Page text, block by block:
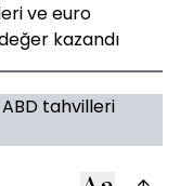
ve euro
kazandı